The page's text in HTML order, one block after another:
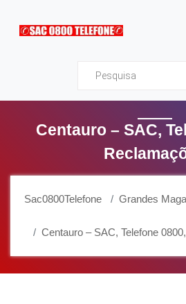
Centauro – SAC,
Sac0800Telefone Grandes
Centauro – SAC, Telefone